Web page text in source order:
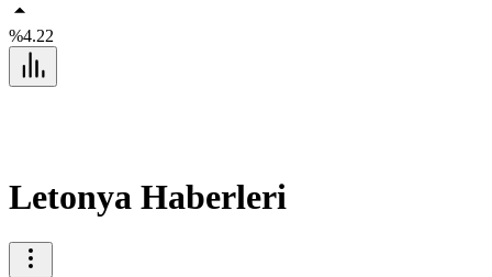
%4.22
Letonya Haberleri